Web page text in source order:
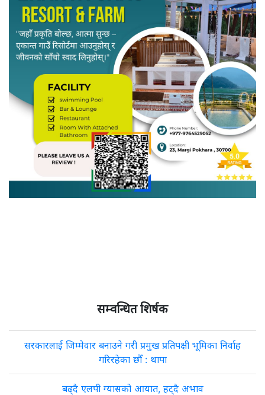
सम्वन्धित शिर्षक
सरकारलाई जिम्मेवार बनाउने गरी प्रमुख प्रतिपक्षी भूमिका निर्वाह
गरिरहेका छौँ : थापा
बढ्दै एलपी ग्यासको आयात, हट्दै अभाव